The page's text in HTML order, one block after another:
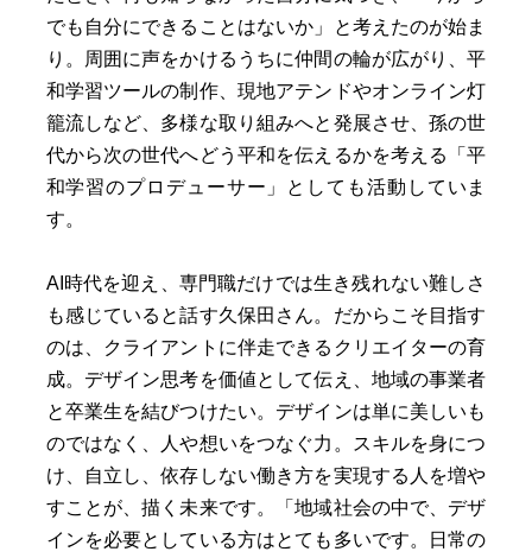
でも自分にできることはないか」と考えたのが始ま
り。周囲に声をかけるうちに仲間の輪が広がり、平
和学習ツールの制作、現地アテンドやオンライン灯
籠流しなど、多様な取り組みへと発展させ、孫の世
代から次の世代へどう平和を伝えるかを考える「平
和学習のプロデューサー」としても活動していま
す。
AI時代を迎え、専門職だけでは生き残れない難しさ
も感じていると話す久保田さん。だからこそ目指す
のは、クライアントに伴走できるクリエイターの育
成。デザイン思考を価値として伝え、地域の事業者
と卒業生を結びつけたい。デザインは単に美しいも
のではなく、人や想いをつなぐ力。スキルを身につ
け、自立し、依存しない働き方を実現する人を増や
すことが、描く未来です。「地域社会の中で、デザ
インを必要としている方はとても多いです。日常の